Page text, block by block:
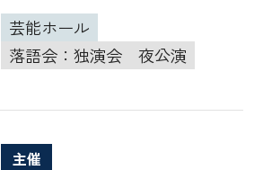
芸能ホール
落語会：独演会
夜公演
主催